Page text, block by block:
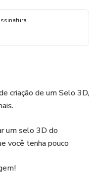
criação de um Selo 3D,
um selo 3D do
você tenha pouco